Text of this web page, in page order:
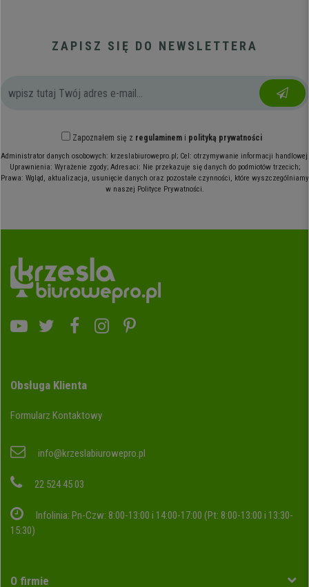
ZAPISZ SIĘ DO NEWSLETTERA
Zapoznałem się z regulaminemi polityką prywatności
Administrator danych osobowych: krzeslabiurowepro.pl; Cel: otrzymywanie informacji handlowej;
Uprawnienia: Wyrażenie zgody; Adresaci: Nie przekazuje się danych do podmiotów trzecich;
Prawa: Wgląd, aktualizacja, usunięcie danych oraz pozostałe czynności, które wyszczególniamy
w naszej Polityce Prywatności.
Obsługa Klienta
Formularz Kontaktowy
info@krzeslabiurowepro.pl
22 524 45 03
Infolinia: Pn-Czw: 8:00-13:00 i 14:00-17:00 (Pt: 8:00-13:00 i 13:30-
15:30)
O firmie